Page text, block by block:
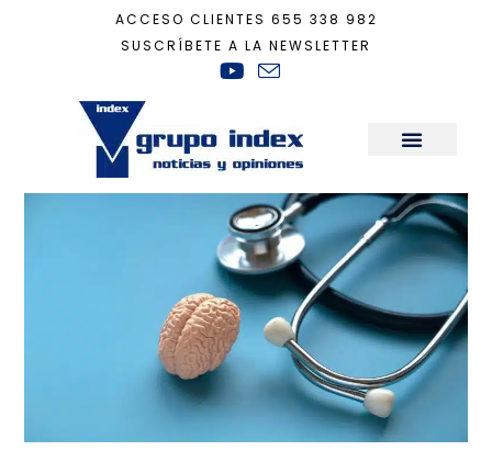
ACCESO CLIENTES 655 338 982
SUSCRÍBETE A LA NEWSLETTER
Recomendaciones Casa Ecológica